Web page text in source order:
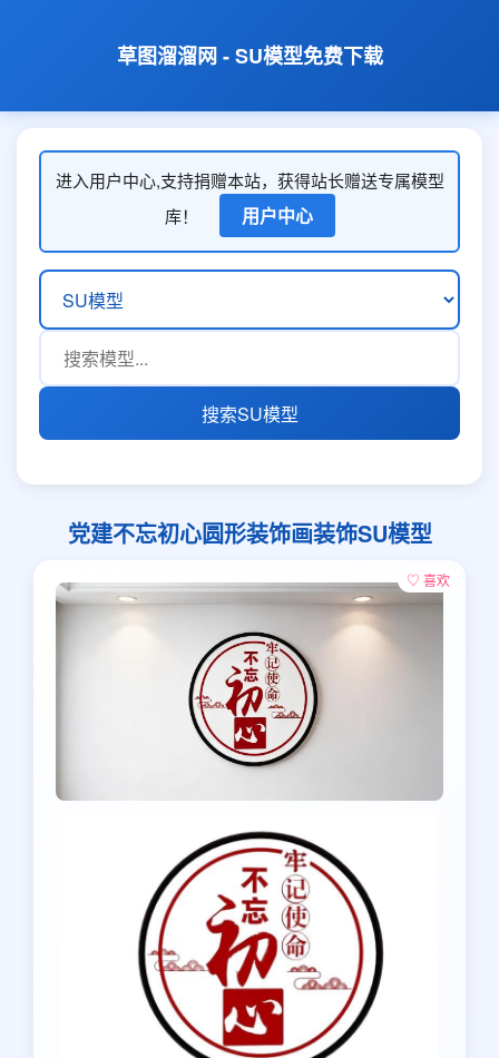
草图溜溜网 - SU模型免费下载
进入用户中心,支持捐赠本站，获得站长赠送专属模型
库！
用户中心
搜索SU模型
党建不忘初心圆形装饰画装饰SU模型
♡ 喜欢